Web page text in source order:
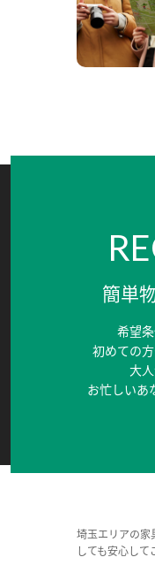
簡単
希望
初めての
大
お忙しいあ
埼玉エリアの家
しても安心して